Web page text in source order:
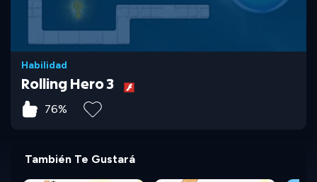
Habilidad
Rolling Hero 3
76%
También Te Gustará